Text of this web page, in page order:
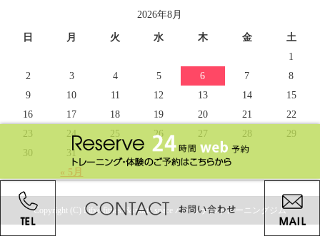
2026年8月
日 月 火 水 木 金 土
« 5月
1
2
3 4 5 6 7
8
9
10 11 12 13 14
15
16
17 18 19 20 21
22
23
24 25 26 27 28
29
30
31
Copyright (C) Lifxc fitness&sports space パーソナルトレーニングジム